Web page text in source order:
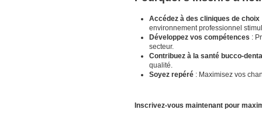
Accédez à des cliniques de choix
environnement professionnel
Développez vos compétences :
secteur.
Contribuez à la santé bucco-
qualité.
Soyez repéré : Maximisez vos
Inscrivez-vous maintenant pour